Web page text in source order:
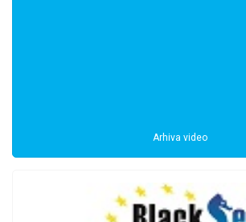
Arhiva video